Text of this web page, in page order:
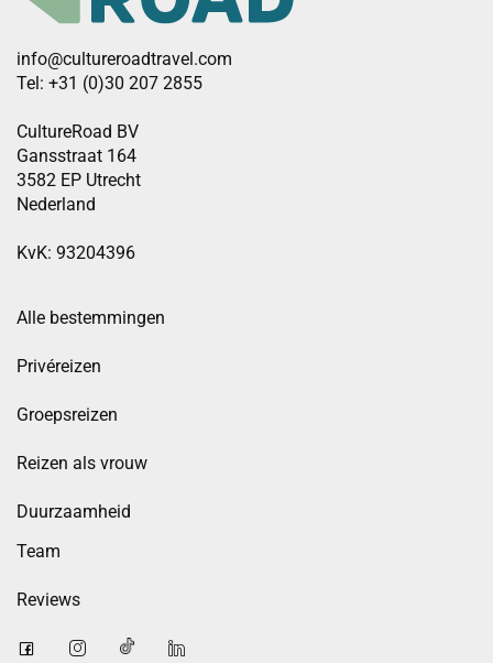
info@cultureroadtravel.com
Tel: +31 (0)30 207 2855
CultureRoad BV
Gansstraat 164
3582 EP Utrecht
Nederland
KvK: 93204396
Alle bestemmingen
Privéreizen
Groepsreizen
Reizen als vrouw
Duurzaamheid
Team
Reviews